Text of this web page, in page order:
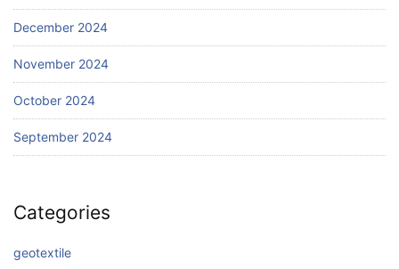
December 2024
November 2024
October 2024
September 2024
Categories
geotextile